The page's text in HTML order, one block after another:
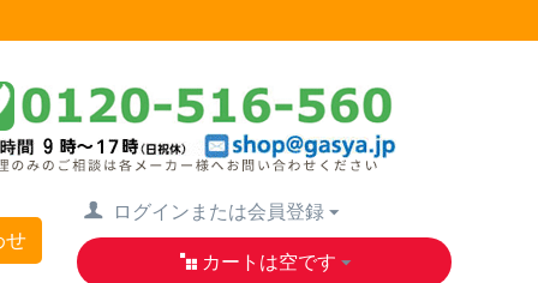
せ
ログインまたは会員登録
カートは空です